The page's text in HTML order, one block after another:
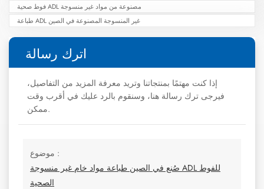
فوط صحية ADL مصنوعة من مواد غير منسوجة
طباعة ADL غير المنسوجة المصنوعة في الصين
اترك رسالة
إذا كنت مهتمًا بمنتجاتنا وتريد معرفة المزيد من التفاصيل،
فيرجى ترك رسالة هنا، وسنقوم بالرد عليك في أقرب وقت
ممكن.
موضوع :
صُنع في الصين طباعة مواد خام غير منسوجة ADL للفوط
الصحية